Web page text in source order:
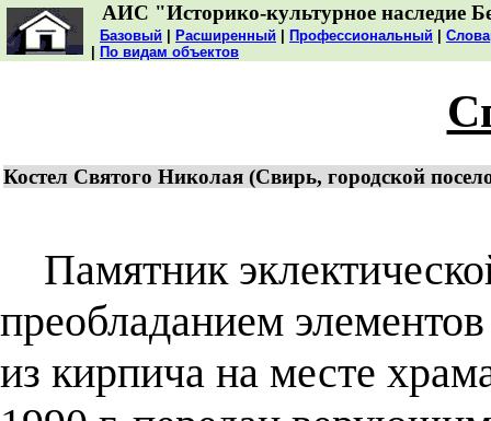
АИС "Историко-культурное наследие
Базовый Расширенный Профессиональный
По видам объектов
Костел Святого Николая (Свирь, городской
Памятник
преобладанием
из кирпича на месте